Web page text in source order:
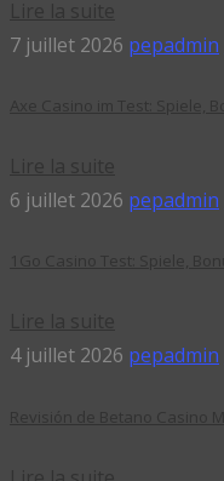
7 juillet 2026 pepadmin
6 juillet 2026 pepadmin
4 juillet 2026 pepadmin